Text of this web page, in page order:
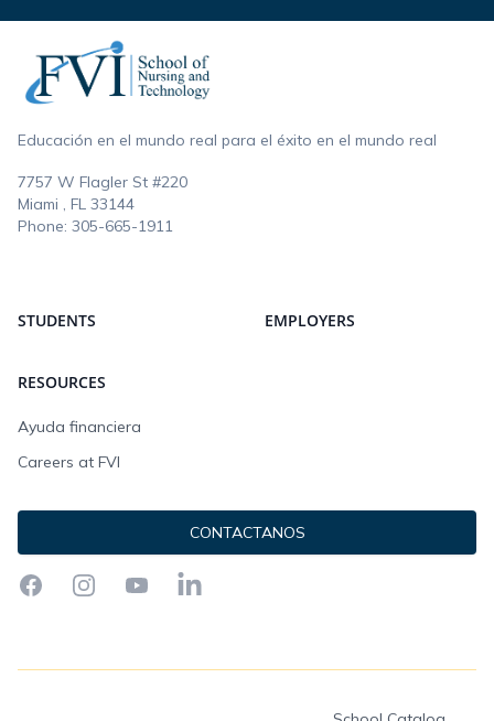
Educación en el mundo real para el éxito en el mundo real
7757 W Flagler St #220
Miami , FL 33144
Phone: 305-665-1911
STUDENTS EMPLOYERS
RESOURCES
Ayuda financiera
Careers at FVI
CONTACTANOS
FacebookInstagramYouTubeLinkedIn